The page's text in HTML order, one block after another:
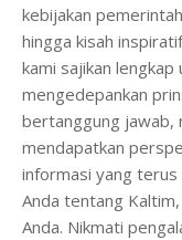
kebijakan
hingga kisah
kami sajikan
mengedepankan
bertanggung jawab,
mendapatkan
informasi yang terus
Anda tentang
Anda. Nikmati